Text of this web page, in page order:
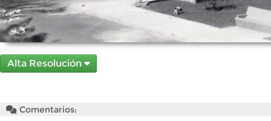
Alta Resolución
Comentarios: